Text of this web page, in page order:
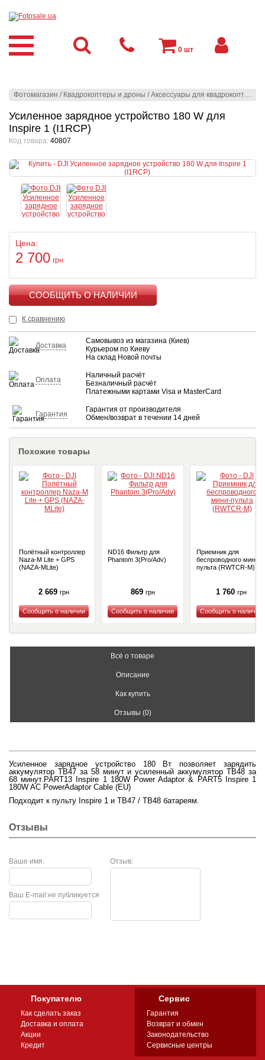
Фотомагазин / Квадрокоптеры и дроны /Аксессуары для квадрокоптеров
Усиленное зарядное устройство 180 W для
Inspire 1 (I1RCP)
Код товара: 40807
Цена:
2 700 грн
К сравнению
Доставка
Самовывоз из магазина (Киев)
Курьером по Киеву
На склад Новой почты
Оплата
Наличный расчёт
Безналичный расчёт
Платежными картами Visa и MasterCard
Гарантия
Гарантия от производителя
Обмен/возврат в течении 14 дней
Похожие товары
Полётный контроллер
Naza-M Lite + GPS
(NAZA-MLite)
2 669 грн
Купить
ND16 Фильтр для
Phantom 3(Pro/Adv)
869 грн
Купить
Приемник для
беспроводного мини-
пульта (RWTCR-M)
1 760 грн
Купить
Всё о товаре
Описание
Как купить
Отзывы (0)
Усиленное зарядное устройство 180 Вт позволяет зарядить
аккумулятор TB47 за 58 минут и усиленный аккумулятор TB48 за
68 минут. PART13 Inspire 1 180W Power Adaptor & PART5 Inspire 1
180W AC PowerAdaptor Cable (EU)
Подходит к пульту Inspire 1 и TB47 / TB48 батареям.
Отзывы
Ваше имя: Отзыв:
не публикуется
Ваш E-mail:
0 шт
Покупателю
Как сделать заказ
Доставка и оплата
Акции
Кредит
Сервис
Гарантия
Возврат и обмен
Законодательство
Сервисные центры